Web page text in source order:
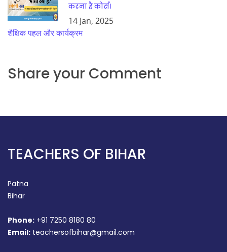
करना है कोर्स।
14 Jan, 2025
शैक्षिक पहल और कार्यक्रम
Share your Comment
TEACHERS OF BIHAR
Patna
Bihar
Phone: +91 7250 8180 80
Email: teachersofbihar@gmail.com